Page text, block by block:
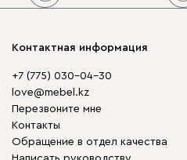
Контактная информация
+7 (775) 030-04-30
love@mebel.kz
Перезвоните мне
Контакты
Обращение в отдел качества